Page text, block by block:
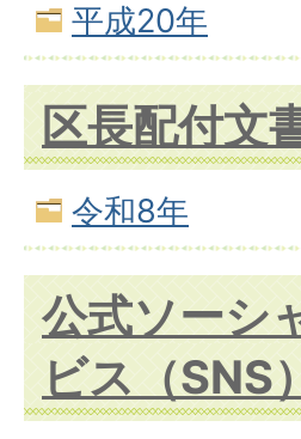
平成20年
区長配付文
令和8年
公式ソーシ
ビス（SNS）